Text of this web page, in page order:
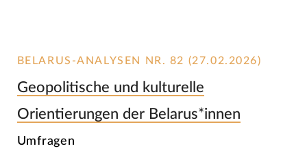
BELARUS-ANALYSEN NR. 82 (27.02.2026)
Geopolitische und kulturelle
Orientierungen der Belarus*innen
Umfragen